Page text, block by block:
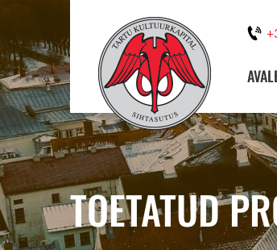
TOETATUD